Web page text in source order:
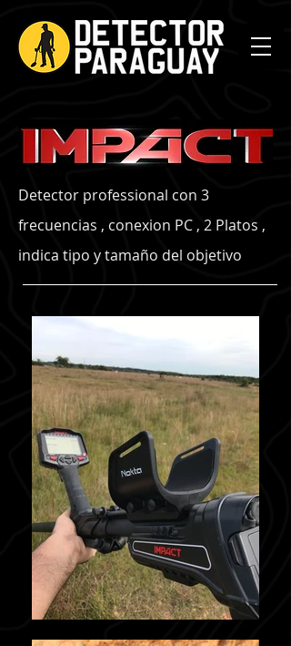
Detector professional con 3
frecuencias , conexion PC , 2 Platos ,
indica tipo y tamaño del objetivo